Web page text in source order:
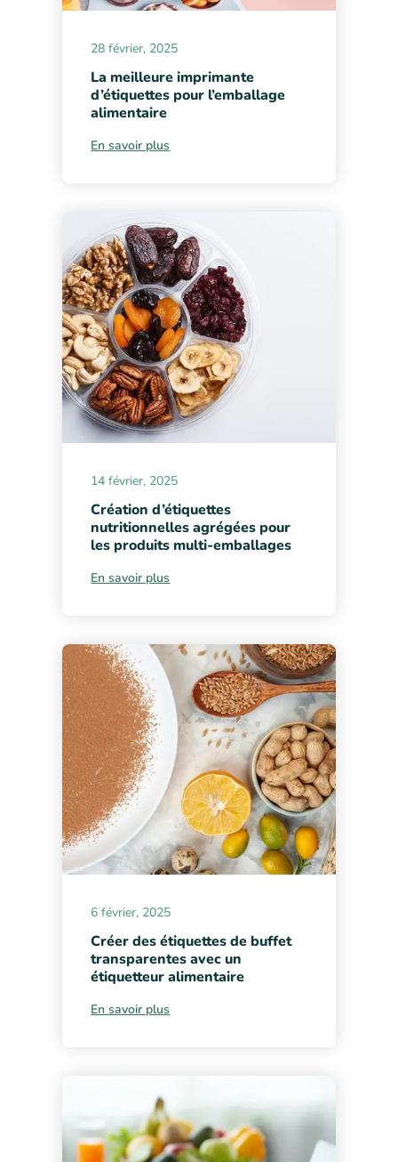
28 février, 2025
La meilleure imprimante
d’étiquettes pour l’emballage
alimentaire
En savoir plus
14 février, 2025
Création d’étiquettes
nutritionnelles agrégées pour
les produits multi-emballages
En savoir plus
6 février, 2025
Créer des étiquettes de buffet
transparentes avec un
étiquetteur alimentaire
En savoir plus